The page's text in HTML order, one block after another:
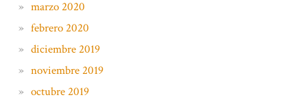
marzo 2020
febrero 2020
diciembre 2019
noviembre 2019
octubre 2019